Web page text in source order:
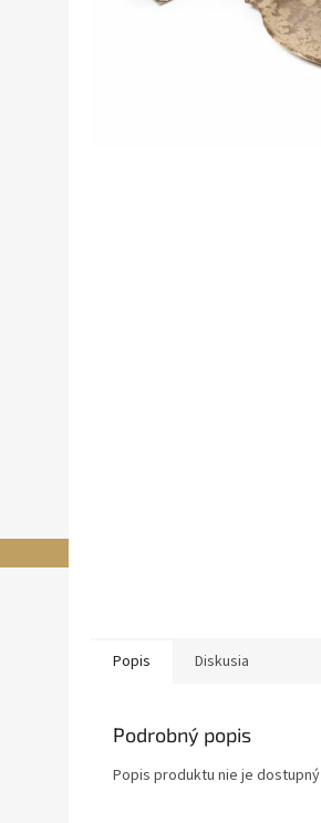
Popis Diskusia
Podrobný popis
Popis produktu nie je dostupný